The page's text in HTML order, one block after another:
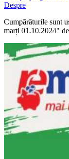
Despre
Cumpărăturile sunt
marți 01.10.2024"